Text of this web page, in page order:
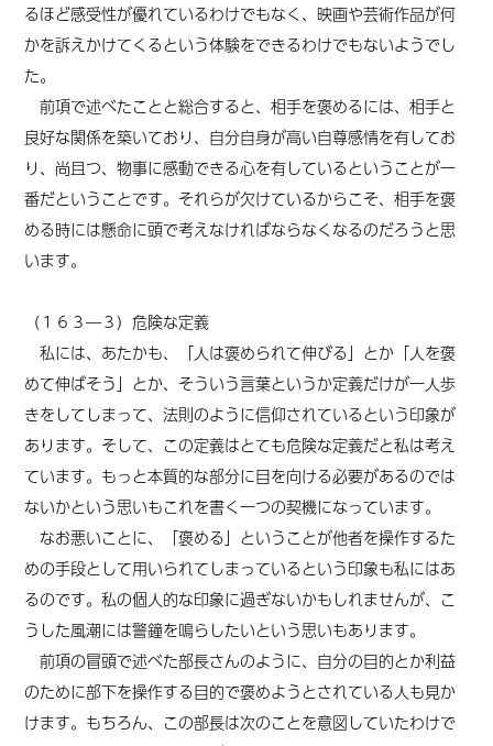
るほど感受性が優れているわけでもなく、映画や芸術作品が何
かを訴えかけてくるという体験をできるわけでもないようでし
た。
前項で述べたことと総合すると、相手を褒めるには、相手と
良好な関係を築いており、自分自身が高い自尊感情を有してお
り、尚且つ、物事に感動できる心を有しているということが一
番だということです。それらが欠けているからこそ、相手を褒
める時には懸命に頭で考えなければならなくなるのだろうと思
います。
（１６３―３）危険な定義
私には、あたかも、「人は褒められて伸びる」とか「人を褒
めて伸ばそう」とか、そういう言葉というか定義だけが一人歩
きをしてしまって、法則のように信仰されているという印象が
あります。そして、この定義はとても危険な定義だと私は考え
ています。もっと本質的な部分に目を向ける必要があるのでは
ないかという思いもこれを書く一つの契機になっています。
なお悪いことに、「褒める」ということが他者を操作するた
めの手段として用いられてしまっているという印象も私にはあ
るのです。私の個人的な印象に過ぎないかもしれませんが、こ
うした風潮には警鐘を鳴らしたいという思いもあります。
前項の冒頭で述べた部長さんのように、自分の目的とか利益
のために部下を操作する目的で褒めようとされている人も見か
けます。もちろん、この部長は次のことを意図していたわけで